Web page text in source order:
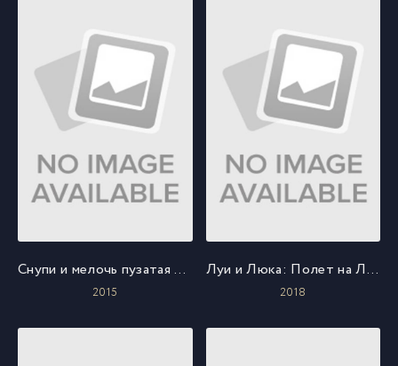
Снупи и мелочь пузатая в кино
2015
Луи и Люка: Полет на Луну
2018